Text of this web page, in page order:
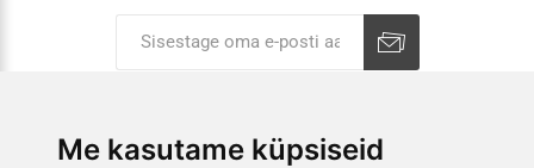
Me kasutame küpsiseid